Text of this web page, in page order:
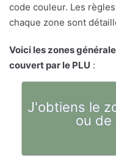
code couleur. Les
chaque zone sont
Voici les zones
couvert par le PLU :
J'obtiens le
ou de